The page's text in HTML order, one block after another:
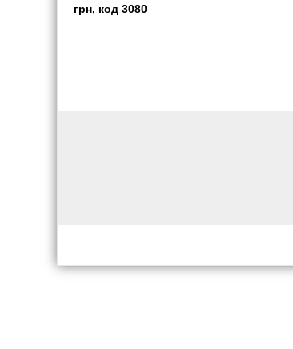
грн, код 3080